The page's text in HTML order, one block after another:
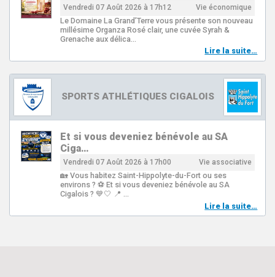
Vendredi 07 Août 2026 à 17h12 Vie économique
Le Domaine La Grand’Terre vous présente son nouveau
millésime Organza Rosé clair, une cuvée Syrah &
Grenache aux délica…
Lire la suite…
SPORTS ATHLÉTIQUES CIGALOIS
Et si vous deveniez bénévole au SA
Ciga…
Vendredi 07 Août 2026 à 17h00 Vie associative
🏡 Vous habitez Saint-Hippolyte-du-Fort ou ses
environs ? ⚽ Et si vous deveniez bénévole au SA
Cigalois ? 💙🤍 📍 …
Lire la suite…